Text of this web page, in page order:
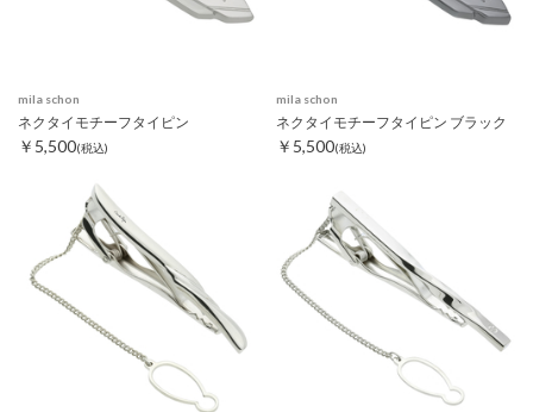
mila schon
ネクタイモチーフタイピン
￥5,500(税込)
mila schon
ネクタイモチーフタイピン ブラック
￥5,500(税込)